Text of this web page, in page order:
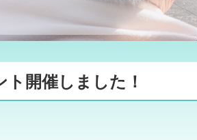
開催しました！